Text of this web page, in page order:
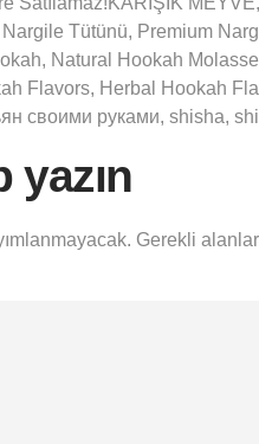
Nargile Tütünü, Premium
Natural Hookah
Flavors, Herbal Hookah
своими руками, shisha,
yazın
Gerekli alanlar